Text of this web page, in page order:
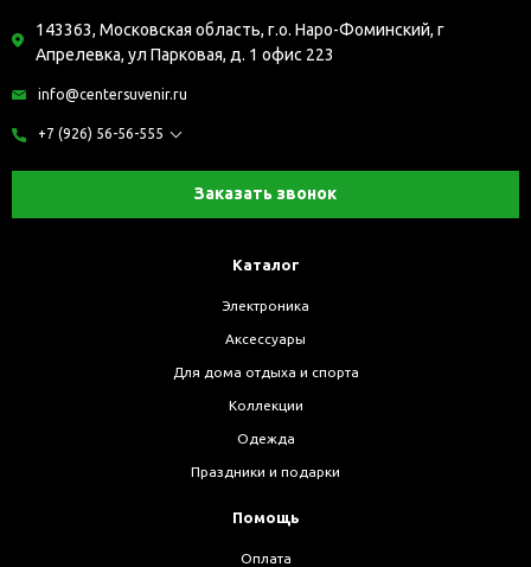
143363, Московская область, г.о. Наро-Фоминский, г
Апрелевка, ул Парковая, д. 1 офис 223
info@centersuvenir.ru
+7 (926) 56-56-555
Заказать звонок
Каталог
Электроника
Аксессуары
Для дома отдыха и спорта
Коллекции
Одежда
Праздники и подарки
Помощь
Оплата